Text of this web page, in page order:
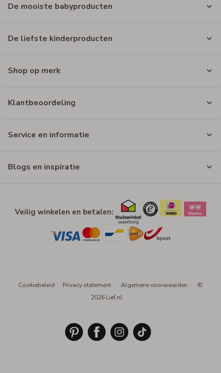
De mooiste babyproducten
De liefste kinderproducten
Shop op merk
Klantbeoordeling
Service en informatie
Blogs en inspiratie
Veilig winkelen en betalen:
Cookiebeleid Privacy statement Algemene voorwaarden
©
2026 Lief.nl